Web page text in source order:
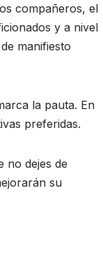
compañeros, el
y a nivel
manifiesto
la pauta. En
preferidas.
no dejes de
su